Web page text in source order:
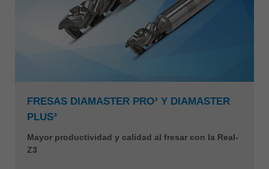
FRESAS DIAMASTER PRO³ Y DIAMASTER
PLUS³
Mayor productividad y calidad al fresar con la Real-
Z3